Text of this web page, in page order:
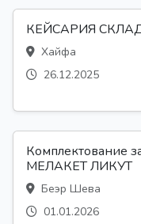
КЕЙСАРИЯ
Хайфа
26.12.2025
Комплектование
МЕЛАКЕТ ЛИКУТ
Беэр Шева
01.01.2026